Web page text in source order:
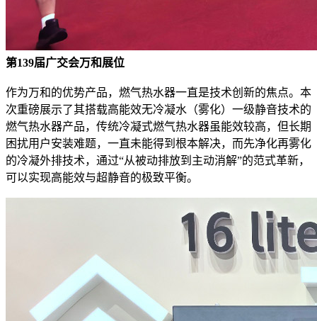
第139届广交会万和展位
作为万和的优势产品，燃气热水器一直是技术创新的焦点。本
次重磅展示了其搭载高能效无冷凝水（雾化）一级静音技术的
燃气热水器产品，传统冷凝式燃气热水器虽能效较高，但长期
困扰用户安装难题，一直未能得到根本解决，而先净化再雾化
的冷凝外排技术，通过“从被动排放到主动消解”的范式革新，
可以实现高能效与超静音的极致平衡。